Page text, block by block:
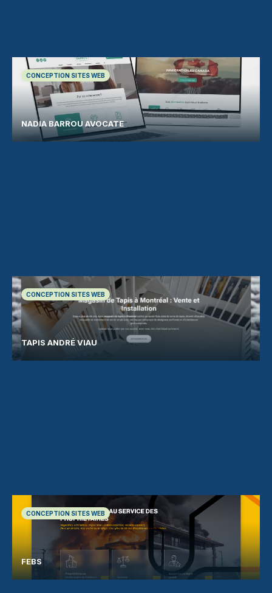
CONCEPTION SITES WEB
NADIA BARROU AVOCATE
CONCEPTION SITES WEB
TAPIS ANDRÉ VIAU
CONCEPTION SITES WEB
FEBS